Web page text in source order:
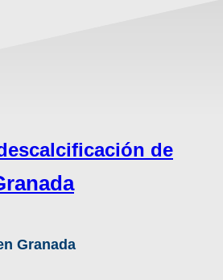
de
Granada